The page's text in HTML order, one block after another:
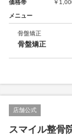
価格帯
￥
メニュー
骨盤矯正
骨盤矯正
店舗公式
スマイル整骨